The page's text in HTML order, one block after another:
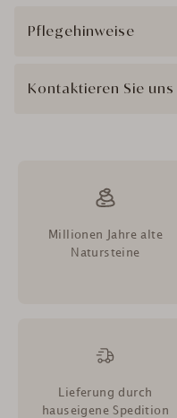
Pflegehinweise
Kontaktieren Sie uns
Millionen Jahre alte
Natursteine
Lieferung durch
hauseigene Spedition